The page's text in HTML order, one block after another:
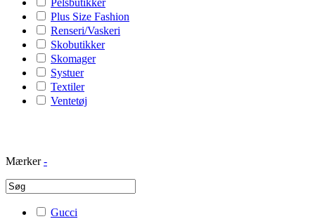
Pelsbutikker
Plus Size Fashion
Renseri/Vaskeri
Skobutikker
Skomager
Systuer
Textiler
Ventetøj
Mærker -
Gucci